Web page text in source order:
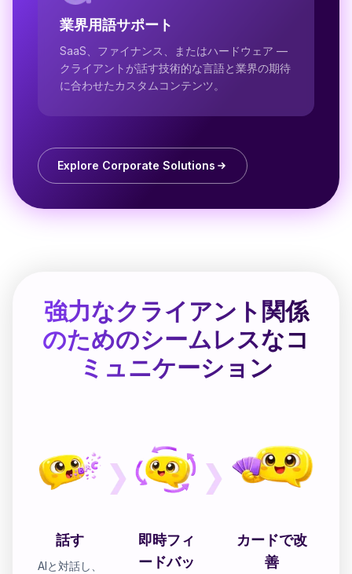
業界用語サポート
SaaS、ファイナンス、またはハードウェア —
クライアントが話す技術的な言語と業界の期待
に合わせたカスタムコンテンツ。
Explore Corporate Solutions
強力なクライアント関係
のためのシームレスなコ
ミュニケーション
話す
AIと対話し、
即時フィ
ードバッ
カードで改
善